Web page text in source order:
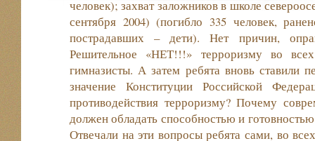
человек); захват заложников в школе
сентября 2004) (погибло 335 человек,
пострадавших – дети). Нет причин,
Решительное «НЕТ!!!» терроризму во
гимназисты. А затем ребята вновь ставили
значение Конституции Российской
противодействия терроризму? Почему
должен обладать способностью и
Отвечали на эти вопросы ребята сами, во